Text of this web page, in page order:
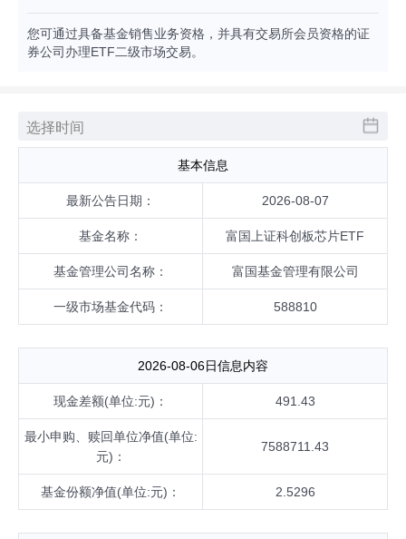
您可通过具备基金销售业务资格，并具有交易所会员资格的证
券公司办理ETF二级市场交易。
申赎清单
基本信息
最新公告日期： 2026-08-07
基金名称： 富国上证科创板芯片ETF
基金管理公司名称： 富国基金管理有限公司
一级市场基金代码： 588810
2026-08-06日信息内容
现金差额(单位:元)： 491.43
最小申购、赎回单位净值(单位:
元)：
7588711.43
基金份额净值(单位:元)： 2.5296